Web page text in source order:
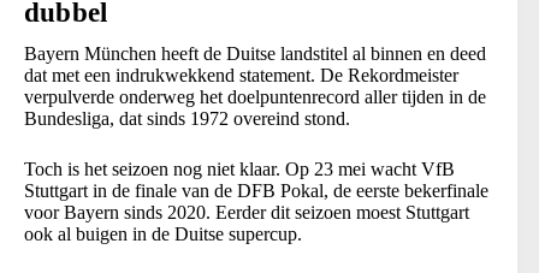
dubbel
Bayern München heeft de Duitse landstitel al binnen en deed
dat met een indrukwekkend statement. De Rekordmeister
verpulverde onderweg het doelpuntenrecord aller tijden in de
Bundesliga, dat sinds 1972 overeind stond.
Toch is het seizoen nog niet klaar. Op 23 mei wacht VfB
Stuttgart in de finale van de DFB Pokal, de eerste bekerfinale
voor Bayern sinds 2020. Eerder dit seizoen moest Stuttgart
ook al buigen in de Duitse supercup.